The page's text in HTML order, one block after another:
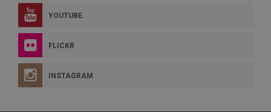
YOUTUBE
FLICKR
INSTAGRAM